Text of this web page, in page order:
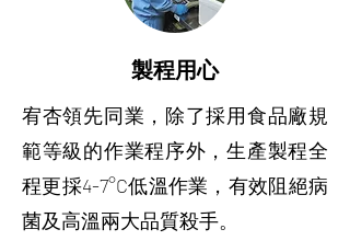
製程用心
宥杏領先同業，除了採用食品廠規
範等級的作業程序外，生產製程全
程更採4-7°C低溫作業，有效阻絕病
菌及高溫兩大品質殺手。